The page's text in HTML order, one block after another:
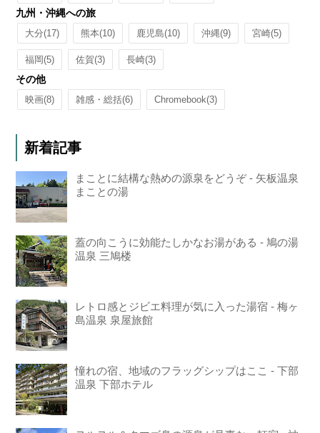
九州・沖縄への旅
大分(17) 熊本(10) 鹿児島(10) 沖縄(9) 宮崎(5)
福岡(5) 佐賀(3) 長崎(3)
その他
映画(8) 雑感・総括(6) Chromebook(3)
新着記事
まことに結構な熱めの源泉をどうぞ - 矢板温泉
まことの湯
蓋の向こうに効能たしかなお湯がある - 鳩の湯
温泉 三鳩楼
レトロ感とジビエ料理が気に入った湯宿 - 梅ヶ
島温泉 泉屋旅館
憧れの宿、地域のフラッグシップはここ - 下部
温泉 下部ホテル